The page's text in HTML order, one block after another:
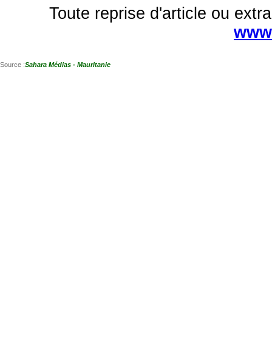
Toute reprise d'article ou
Source :Sahara Médias - Mauritanie